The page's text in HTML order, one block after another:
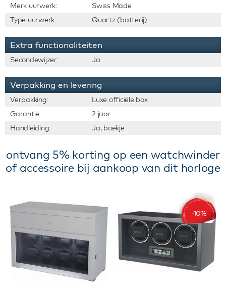
Merk uurwerk:
Swiss Made
Type uurwerk:
Quartz (batterij)
Extra functionaliteiten
Secondewijzer: Ja
Verpakking en levering
Verpakking:
Luxe officiële box
Garantie:
2 jaar
Handleiding:
Ja, boekje
ontvang 5% korting op een watchwinder
of accessoire bij aankoop van dit horloge